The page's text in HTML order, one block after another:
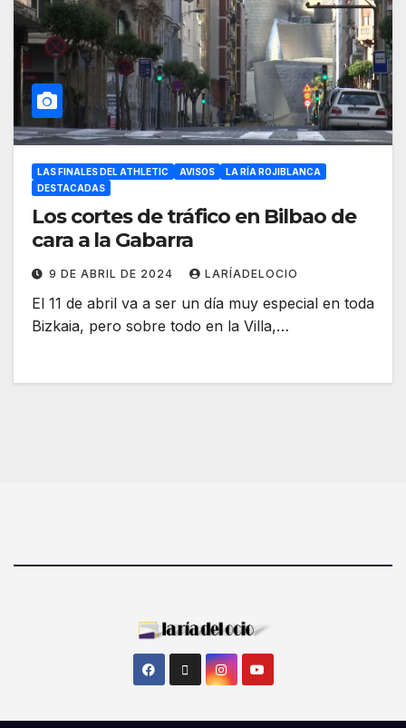
LAS FINALES DEL ATHLETIC AVISOS
LA RÍA ROJIBLANCA
DESTACADAS
Los cortes de tráfico en Bilbao de
cara a la Gabarra
9 DE ABRIL DE 2024 LARÍADELOCIO
El 11 de abril va a ser un día muy especial en toda
Bizkaia, pero sobre todo en la Villa,…